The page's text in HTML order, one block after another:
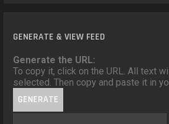
GENERATE & VIEW FEED
Generate the URL:
To copy it, click on the URL. All text
selected. Then copy and paste it in